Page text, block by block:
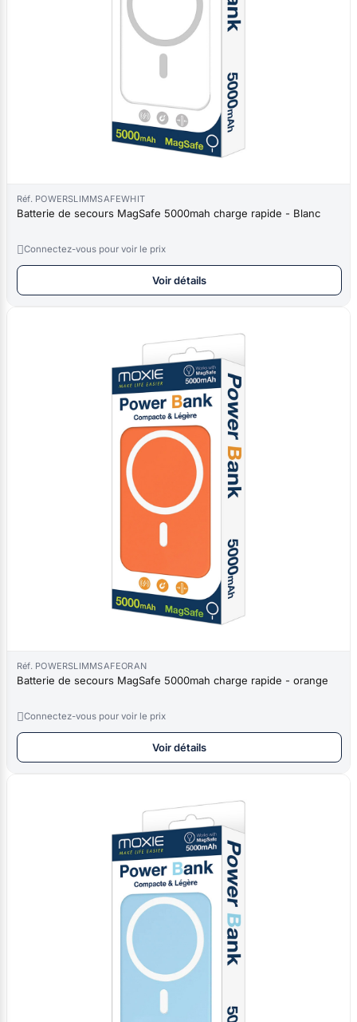
Réf. POWERSLIMMSAFEWHIT
Batterie de secours MagSafe 5000mah charge rapide - Blanc
Connectez-vous pour voir le prix
Voir détails
Réf. POWERSLIMMSAFEORAN
Batterie de secours MagSafe 5000mah charge rapide - orange
Connectez-vous pour voir le prix
Voir détails